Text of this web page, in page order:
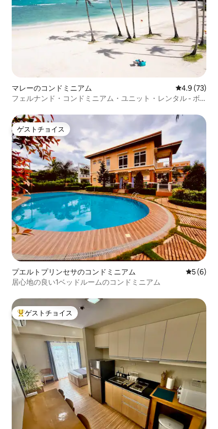
マレーのコンドミニアム レビュー73
4.9 (73)
フェルナンド・コンドミニアム・ユニット・レンタル - ボ
ゲストチョイス
ゲストチョイス
プエルトプリンセサのコンドミニアム レビュー
5 (6)
居心地の良い1ベッドルームのコンドミニアム
大好評のゲストチョイスです。
ゲストチョイス